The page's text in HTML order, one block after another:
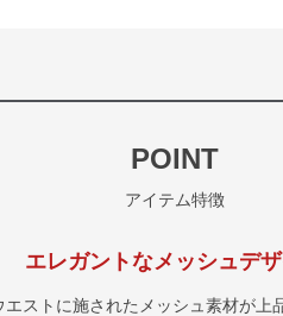
POINT
アイテム特徴
エレガントなメッシュデ
エストに施されたメッシュ素材が上